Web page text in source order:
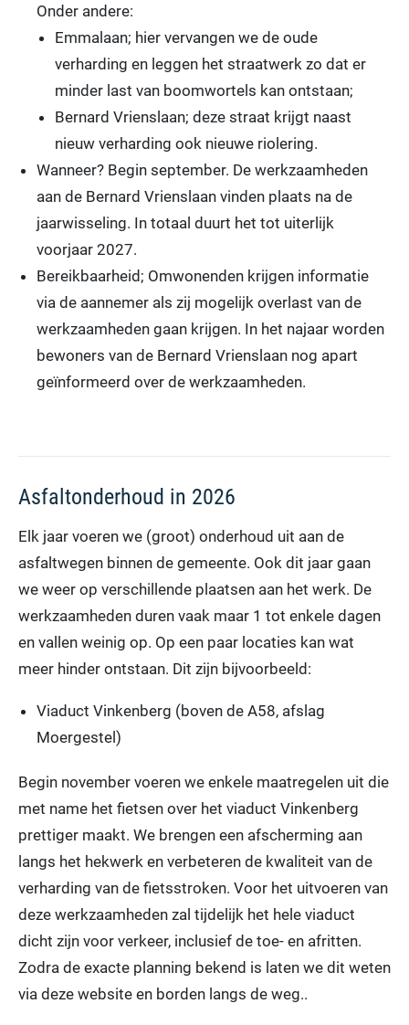
Onder andere:
Emmalaan; hier vervangen we de oude
verharding en leggen het straatwerk zo dat er
minder last van boomwortels kan ontstaan;
Bernard Vrienslaan; deze straat krijgt naast
nieuw verharding ook nieuwe riolering.
Wanneer? Begin september. De werkzaamheden
aan de Bernard Vrienslaan vinden plaats na de
jaarwisseling. In totaal duurt het tot uiterlijk
voorjaar 2027.
Bereikbaarheid; Omwonenden krijgen informatie
via de aannemer als zij mogelijk overlast van de
werkzaamheden gaan krijgen. In het najaar worden
bewoners van de Bernard Vrienslaan nog apart
geïnformeerd over de werkzaamheden.
Asfaltonderhoud in 2026
Elk jaar voeren we (groot) onderhoud uit aan de
asfaltwegen binnen de gemeente. Ook dit jaar gaan
we weer op verschillende plaatsen aan het werk. De
werkzaamheden duren vaak maar 1 tot enkele dagen
en vallen weinig op. Op een paar locaties kan wat
meer hinder ontstaan. Dit zijn bijvoorbeeld:
Viaduct Vinkenberg (boven de A58, afslag
Moergestel)
Begin november voeren we enkele maatregelen uit die
met name het fietsen over het viaduct Vinkenberg
prettiger maakt. We brengen een afscherming aan
langs het hekwerk en verbeteren de kwaliteit van de
verharding van de fietsstroken. Voor het uitvoeren van
deze werkzaamheden zal tijdelijk het hele viaduct
dicht zijn voor verkeer, inclusief de toe- en afritten.
Zodra de exacte planning bekend is laten we dit weten
via deze website en borden langs de weg..